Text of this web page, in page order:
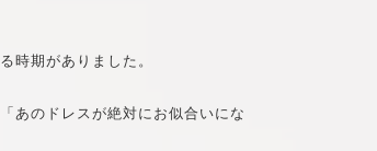
時期がありました。
あのドレスが絶対にお似合いにな